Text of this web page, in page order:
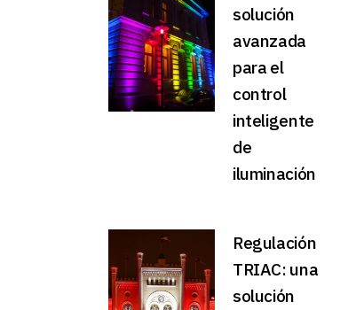
solución
avanzada
para el
control
inteligente
de
iluminación
Regulación
TRIAC: una
solución